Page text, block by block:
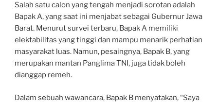
Salah satu calon yang tengah menjadi sorotan adalah
Bapak A, yang saat ini menjabat sebagai Gubernur Jawa
Barat. Menurut survei terbaru, Bapak A memiliki
elektabilitas yang tinggi dan mampu menarik perhatian
masyarakat luas. Namun, pesaingnya, Bapak B, yang
merupakan mantan Panglima TNI, juga tidak boleh
dianggap remeh.
Dalam sebuah wawancara, Bapak B menyatakan, “Saya